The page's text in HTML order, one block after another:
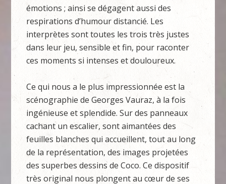
émotions ; ainsi se dégagent aussi des
respirations d’humour distancié. Les
interprètes sont toutes les trois très justes
dans leur jeu, sensible et fin, pour raconter
ces moments si intenses et douloureux.
Ce qui nous a le plus impressionnée est la
scénographie de Georges Vauraz, à la fois
ingénieuse et splendide. Sur des panneaux
cachant un escalier, sont aimantées des
feuilles blanches qui accueillent, tout au long
de la représentation, des images projetées
des superbes dessins de Coco. Ce dispositif
très original nous plongent au cœur de ses